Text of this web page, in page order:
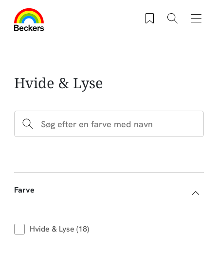
Saved products
Søg
Hvide & Lyse
Farve
Hvide & Lyse (18)